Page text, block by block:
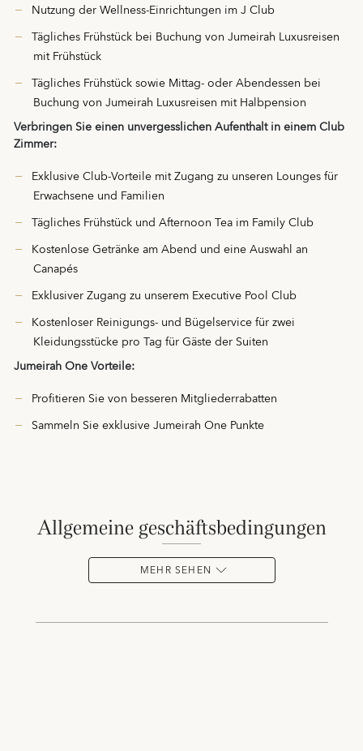
Nutzung der Wellness-Einrichtungen im J Club
Tägliches Frühstück bei Buchung von Jumeirah Luxusreisen
mit Frühstück
Tägliches Frühstück sowie Mittag- oder Abendessen bei
Buchung von Jumeirah Luxusreisen mit Halbpension
Verbringen Sie einen unvergesslichen Aufenthalt in einem Club
Zimmer:
Exklusive Club-Vorteile mit Zugang zu unseren Lounges für
Erwachsene und Familien
Tägliches Frühstück und Afternoon Tea im Family Club
Kostenlose Getränke am Abend und eine Auswahl an
Canapés
Exklusiver Zugang zu unserem Executive Pool Club
Kostenloser Reinigungs- und Bügelservice für zwei
Kleidungsstücke pro Tag für Gäste der Suiten
Jumeirah One Vorteile:
Profitieren Sie von besseren Mitgliederrabatten
Sammeln Sie exklusive Jumeirah One Punkte
allgemeine geschäftsbedingungen
MEHR SEHEN